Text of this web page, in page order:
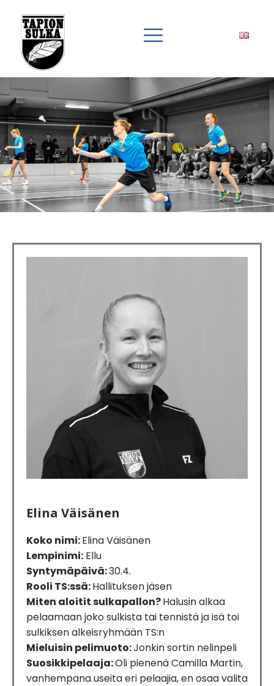
Elina Väisänen
Koko nimi:Elina Väisänen
Lempinimi: Ellu
Syntymäpäivä:30.4.
Rooli TS:ssä:Hallituksen jäsen
Miten aloitit sulkapallon?Halusin alkaa
pelaamaan joko sulkista tai tennistä ja isä toi
sulkiksen alkeisryhmään TS:n
Mieluisin pelimuoto:Jonkin sortin nelinpeli
Suosikkipelaaja:Oli pienenä Camilla Martin,
vanhempana useita eri pelaajia, en osaa valita